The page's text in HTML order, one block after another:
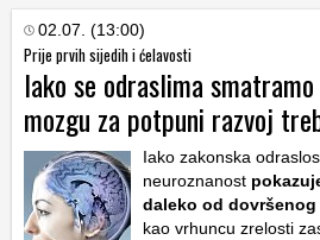
02.07. (13:00)
Prije prvih sijedih i ćelavosti
Iako se odraslima
mozgu za potpuni razvoj
Iako zakonska
neuroznanost
daleko od dovršenog
kao vrhuncu zrelosti